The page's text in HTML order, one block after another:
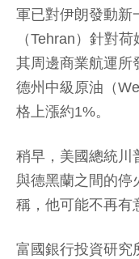
軍已對伊朗發動新
（Tehran）針對
其周邊商業航運所
德州中級原油（
格上漲約1%。
稍早，美國總統川
與德黑蘭之間的停
稱，他可能不再有
富國銀行投資研究